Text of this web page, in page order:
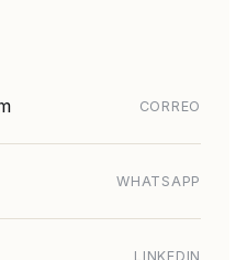
CORREO
WHATSAPP
LINKEDIN